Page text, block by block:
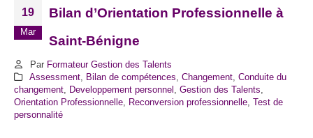
19
Mar
Bilan d’Orientation Professionnelle à
Saint-Bénigne
Par Formateur Gestion des Talents
Assessment, Bilan de compétences Changement, Conduite du
changement
Developpement personnel Gestion des Talents
Orientation Professionnelle
Reconversion professionnelle Test de
personnalité